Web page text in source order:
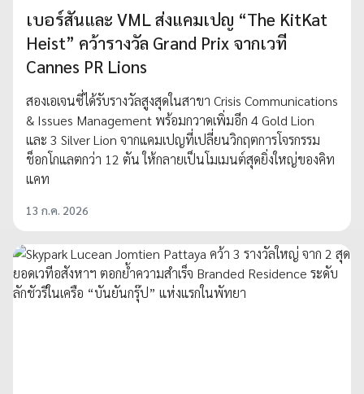
เบอร์สันและ VML ส่งแคมเปญ “The KitKat
Heist” คว้ารางวัล Grand Prix จากเวที
Cannes PR Lions
สองเอเจนซี่ได้รับรางวัลสูงสุดในสาขา Crisis Communications
& Issues Management พร้อมกวาดเพิ่มอีก 4 Gold Lion
และ 3 Silver Lion จากแคมเปญที่เปลี่ยนวิกฤตการโจรกรรม
ช็อกโกแลตกว่า 12 ตัน ให้กลายเป็นโมเมนต์สุดยิ่งใหญ่ของคิท
แคท
13 ก.ค. 2026